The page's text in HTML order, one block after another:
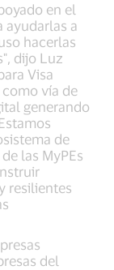
en el
ayudarlas a
hacerlas
dijo Luz
Visa
vía de
generando
de
las MyPEs
resilientes
del